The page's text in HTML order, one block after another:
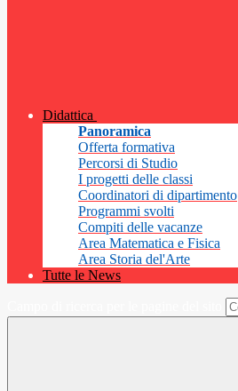
Didattica
Panoramica
Offerta formativa
Percorsi di Studio
I progetti delle classi
Coordinatori di dipartimento
Programmi svolti
Compiti delle vacanze
Area Matematica e Fisica
Area Storia del'Arte
Tutte le News